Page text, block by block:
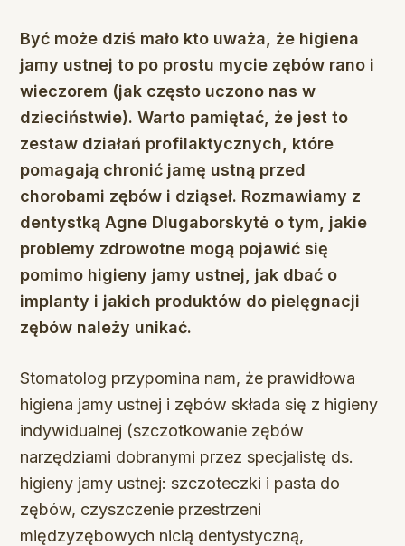
Być może dziś mało kto uważa, że ​​higiena
jamy ustnej to po prostu mycie zębów rano i
wieczorem (jak często uczono nas w
dzieciństwie). Warto pamiętać, że jest to
zestaw działań profilaktycznych, które
pomagają chronić jamę ustną przed
chorobami zębów i dziąseł. Rozmawiamy z
dentystką Agne Dlugaborskytė o tym, jakie
problemy zdrowotne mogą pojawić się
pomimo higieny jamy ustnej, jak dbać o
implanty i jakich produktów do pielęgnacji
zębów należy unikać.
Stomatolog przypomina nam, że prawidłowa
higiena jamy ustnej i zębów składa się z higieny
indywidualnej (szczotkowanie zębów
narzędziami dobranymi przez specjalistę ds.
higieny jamy ustnej: szczoteczki i pasta do
zębów, czyszczenie przestrzeni
międzyzębowych nicią dentystyczną,